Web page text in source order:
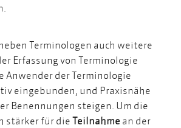
Terminologen auch weitere
Erfassung von Terminologie
Anwender der Terminologie
eingebunden, und Praxisnähe
Benennungen steigen. Um die
stärker für dieTeilnahme an der